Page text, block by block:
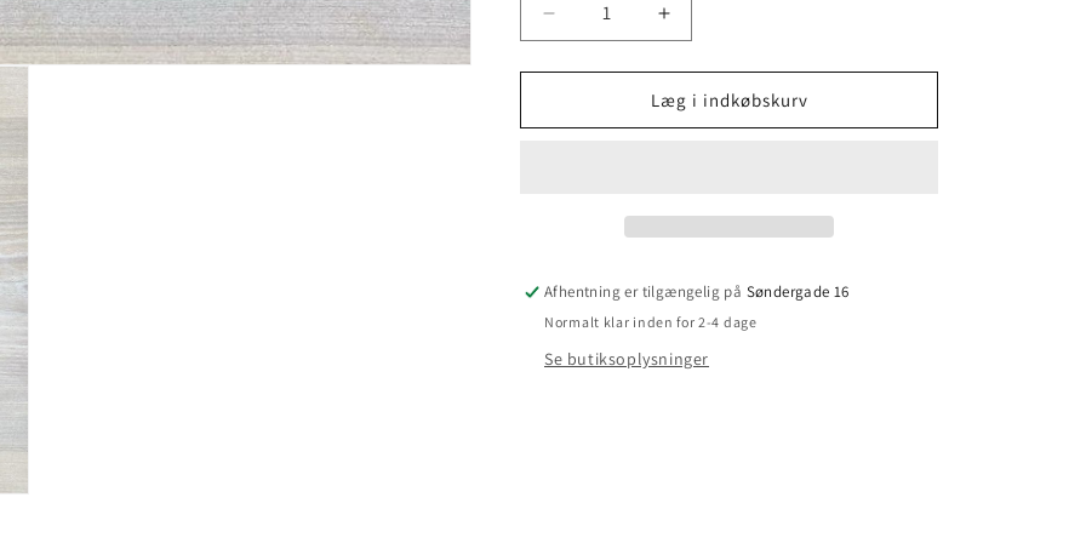
Reducer
antallet
for
Savlesmæk
med
Øg
antallet
for
Savlesmæk
med
Læg i indkøbskurv
Afhentning er tilgængelig på Søndergade 16
Normalt klar inden for 2-4 dage
Se butiksoplysninger